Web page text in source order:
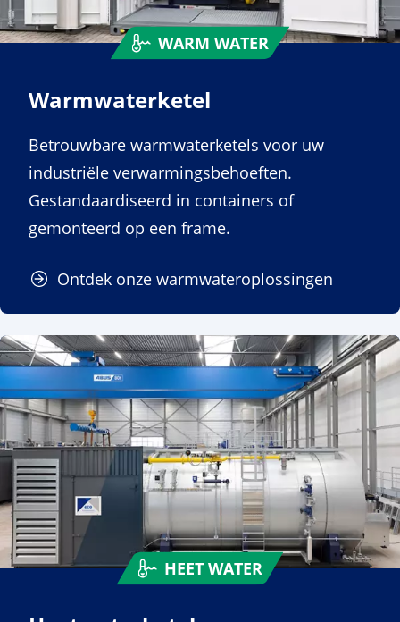
WARM WATER
Warmwaterketel
Betrouwbare warmwaterketels voor uw
industriële verwarmingsbehoeften.
Gestandaardiseerd in containers of
gemonteerd op een frame.
Ontdek onze warmwateroplossingen
HEET WATER